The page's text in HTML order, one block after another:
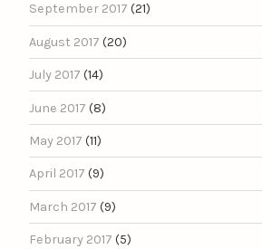
September 2017 (21)
August 2017 (20)
July 2017 (14)
June 2017 (8)
May 2017 (11)
April 2017 (9)
March 2017 (9)
February 2017 (5)